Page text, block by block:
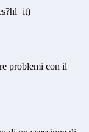
problemi con il